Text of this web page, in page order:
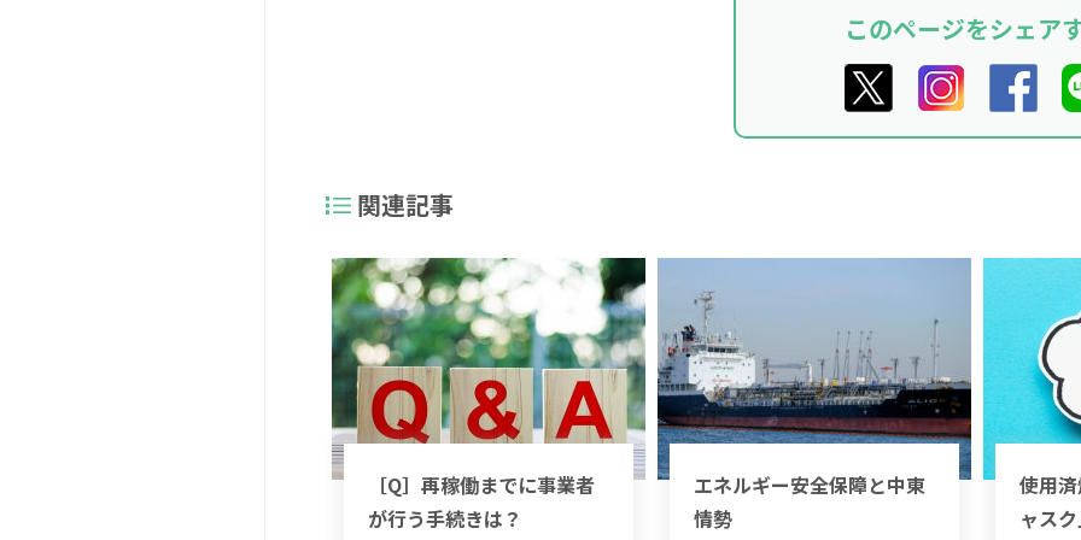
このページをシェア
関連記事
［Q］再稼働までに事業者
が行う手続きは？
エネルギー安全保障と中東
情勢
使用
ャス